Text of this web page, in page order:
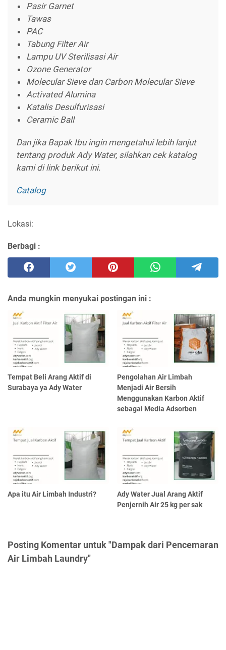
Pasir Garnet
Tawas
PAC
Tabung Filter Air
Lampu UV Sterilisasi Air
Ozone Generator
Molecular Sieve dan Carbon Molecular Sieve
Activated Alumina
Katalis Desulfurisasi
Ceramic Ball
Dan jika Bapak Ibu ingin mengetahui lebih lanjut
tentang produk Ady Water, silahkan cek katalog
kami di link berikut ini.
Catalog
Lokasi:
Berbagi :
Anda mungkin menyukai postingan ini :
Tempat Beli Arang Aktif di
Surabaya ya Ady Water
Pengolahan Air Limbah
Menjadi Air Bersih
Menggunakan Karbon Aktif
sebagai Media Adsorben
Apa itu Air Limbah Industri?
Ady Water Jual Arang Aktif
Penjernih Air 25 kg per sak
Posting Komentar untuk "Dampak dari Pencemaran
Air Limbah Laundry"